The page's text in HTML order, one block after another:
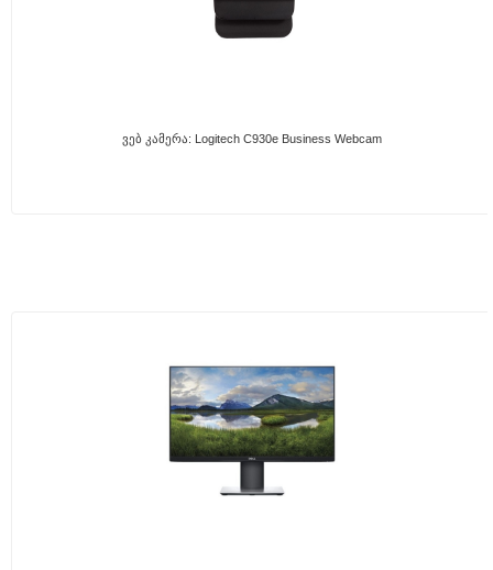
Ვებ Კამერა: Logitech C930e Business Webcam